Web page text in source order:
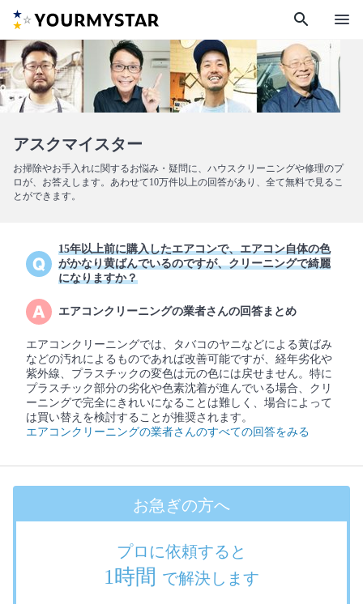
search menu
アスクマイスター
お掃除やお手入れに関するお悩み・疑問に、ハウスクリーニングや修理のプ
ロが、お答えします。あわせて10万件以上の回答があり、全て無料で見るこ
とができます。
15年以上前に購入したエアコンで、エアコン自体の色
がかなり黄ばんでいるのですが、クリーニングで綺麗
になりますか？
エアコンクリーニングの業者さんの回答まとめ
エアコンクリーニングでは、タバコのヤニなどによる黄ばみ
などの汚れによるものであれば改善可能ですが、経年劣化や
紫外線、プラスチックの変色は元の色には戻せません。特に
プラスチック部分の劣化や色素沈着が進んでいる場合、クリ
ーニングで完全にきれいになることは難しく、場合によって
は買い替えを検討することが推奨されます。
エアコンクリーニングの業者さんのすべての回答をみる
お急ぎの方へ
プロに依頼すると
1時間 で解決します